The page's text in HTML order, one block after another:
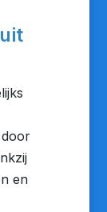
en